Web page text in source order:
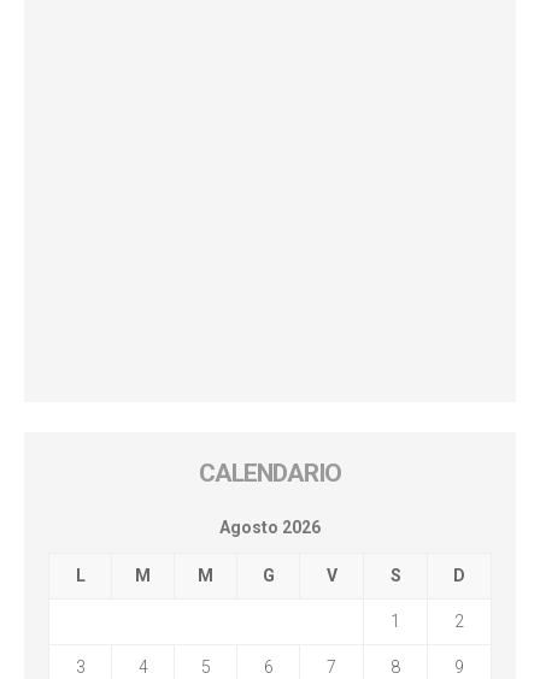
CALENDARIO
Agosto 2026
L M M G V S D
1 2
3 4 5 6 7 8 9